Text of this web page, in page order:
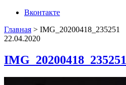
Вконтакте
Главная > IMG_20200418_235251
22.04.2020
IMG_20200418_235251